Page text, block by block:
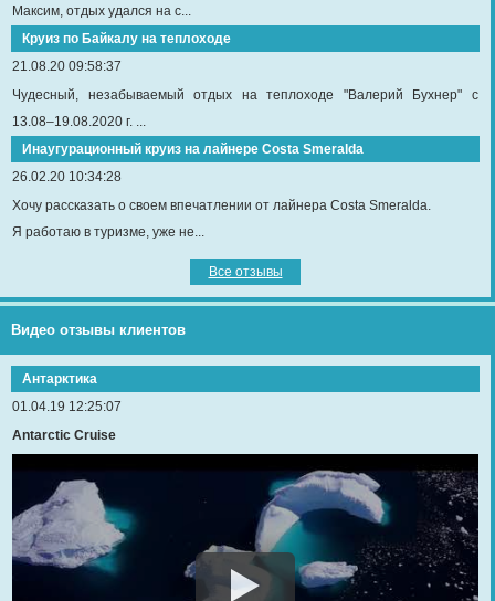
Максим, отдых удался на с...
Круиз по Байкалу на теплоходе
21.08.20 09:58:37
Чудесный, незабываемый отдых на теплоходе "Валерий Бухнер" с
13.08–19.08.2020 г. ...
Инаугурационный круиз на лайнере Сosta Smeralda
26.02.20 10:34:28
Хочу рассказать о своем впечатлении от лайнера Costa Smeralda.
Я работаю в туризме, уже не...
Все отзывы
Видео отзывы клиентов
Антарктика
01.04.19 12:25:07
Antarctic Cruise